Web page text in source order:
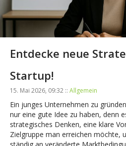
Entdecke neue
Startup!
15. Mai 2026, 09:32 :: Allgemein
Ein junges Unternehmen zu
nur eine gute Idee zu haben, denn
strategisches Denken, eine klare
Zielgruppe man erreichen möchte,